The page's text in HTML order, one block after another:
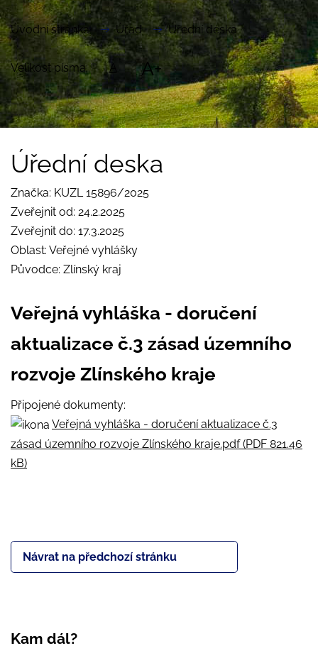
Úvodní stránka Úřad Úřední deska
Velikost písma: A A+
Úřední deska
Značka: KUZL 15896/2025
Zveřejnit od: 24.2.2025
Zveřejnit do: 17.3.2025
Oblast: Veřejné vyhlášky
Původce: Zlínský kraj
Veřejná vyhláška - doručení
aktualizace č.3 zásad územního
rozvoje Zlínského kraje
Připojené dokumenty:
Veřejná vyhláška - doručení aktualizace č.3
zásad územního rozvoje Zlínského kraje.pdf (PDF 821.46
kB)
Návrat na předchozí stránku
Kam dál?